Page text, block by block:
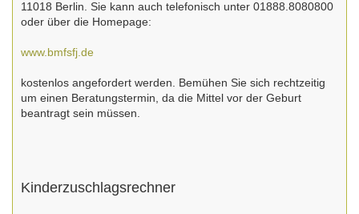
11018 Berlin. Sie kann auch telefonisch unter 01888.8080800
oder über die Homepage:
www.bmfsfj.de
kostenlos angefordert werden. Bemühen Sie sich rechtzeitig
um einen Beratungstermin, da die Mittel vor der Geburt
beantragt sein müssen.
Kinderzuschlagsrechner